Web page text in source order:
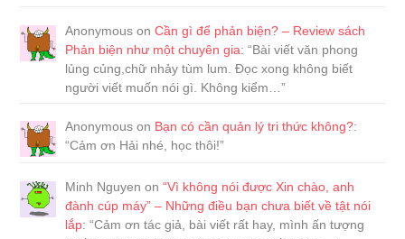
Anonymous onCần gì để phản biện? – Review sách
Phản biện như một chuyên gia: “Bài viết văn phong
lủng củng,chữ nhảy tùm lum. Đọc xong không biết
người viết muốn nói gì. Không kiểm…”
Anonymous on Bạn có cần quản lý tri thức không?:
“Cảm ơn Hải nhé, học thôi!”
Minh Nguyen on“Vì không nói được Xin chào, anh
đành cúp máy” – Những điều bạn chưa biết về tật nói
lắp: “Cảm ơn tác giả, bài viết rất hay, mình ấn tượng